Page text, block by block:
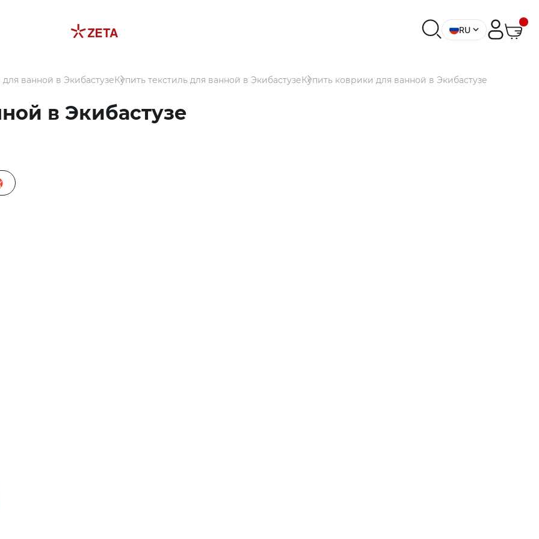
RU
для ванной в ЭкибастузеКупить текстиль для ванной в ЭкибастузеКупить коврики для ванной в Экибастузе
в Экибастузе